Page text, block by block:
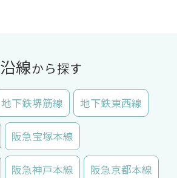
沿線から探す
地下鉄堺筋線 地下鉄東西線
阪急宝塚本線
阪急神戸本線 阪急京都本線